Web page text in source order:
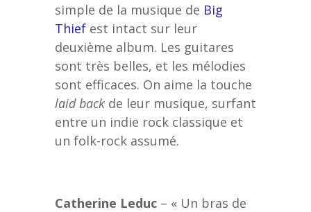
simple de la musique de Big
Thief est intact sur leur
deuxième album. Les guitares
sont très belles, et les mélodies
sont efficaces. On aime la touche
laid back de leur musique, surfant
entre un indie rock classique et
un folk-rock assumé.
Catherine Leduc – « Un bras de